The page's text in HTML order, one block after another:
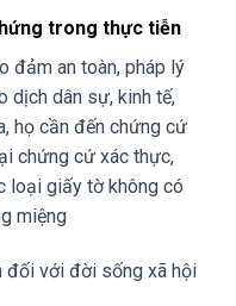
trong thực tiễn
đảm an toàn, pháp lý
dịch dân sự, kinh tế,
họ cần đến chứng cứ
chứng cứ xác thực,
loại giấy tờ không có
miệng
đối với đời sống xã hội